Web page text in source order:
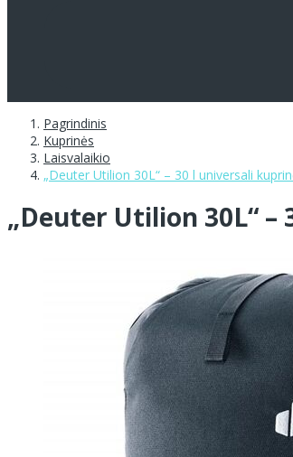
Pagrindinis
Kuprinės
Laisvalaikio
„Deuter Utilion 30L“ – 30 l universali
„Deuter Utilion 30L“